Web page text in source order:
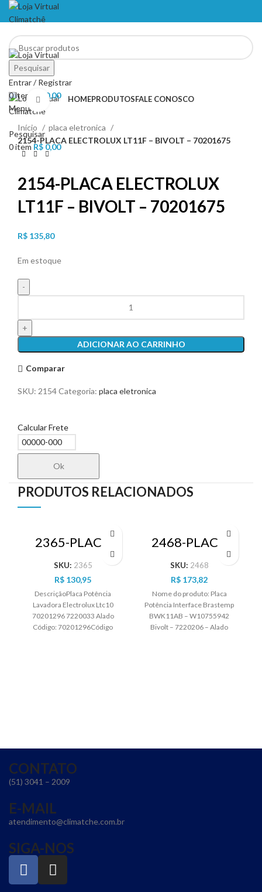
NO PIX TEM DESCONTO
NO PIX TEM DESCONTO
Pesquisar
Entrar / Registrar
0item R$
0,00
Menu
Pesquisar
0item R$ 0,00
HOMEPRODUTOSFALE CONOSCO
Clique para ampliar
Início
placa eletronica
2154-PLACA ELECTROLUX LT11F – BIVOLT – 70201675
2154-PLACA ELECTROLUX
LT11F – BIVOLT – 70201675
R$ 135,80
Em estoque
ADICIONAR AO CARRINHO
Comparar
SKU: 2154Categoria: placa eletronica
Calcular Frete
Ok
PRODUTOS RELACIONADOS
2365-PLACA
COMPATIVEL
LTC10 –
70201296 –
BIVOLT – ALAD
SKU: 2365
R$ 130,95
DescriçãoPlaca Potência
Lavadora Electrolux Ltc10
70201296 7220033 Alado
Código: 70201296Código
2468-PLACA
POTENCIA
INTERFACE
BRASTEMP
BWK11AB –
W1075
SKU: 2468
R$ 173,82
Nome do produto: Placa
Potência Interface Brastemp
BWK11AB – W10755942
Bivolt – 7220206 – Alado
CONTATO
(51) 3041 – 2009
E-MAIL
atendimento@climatche.com.br
SIGA-NOS